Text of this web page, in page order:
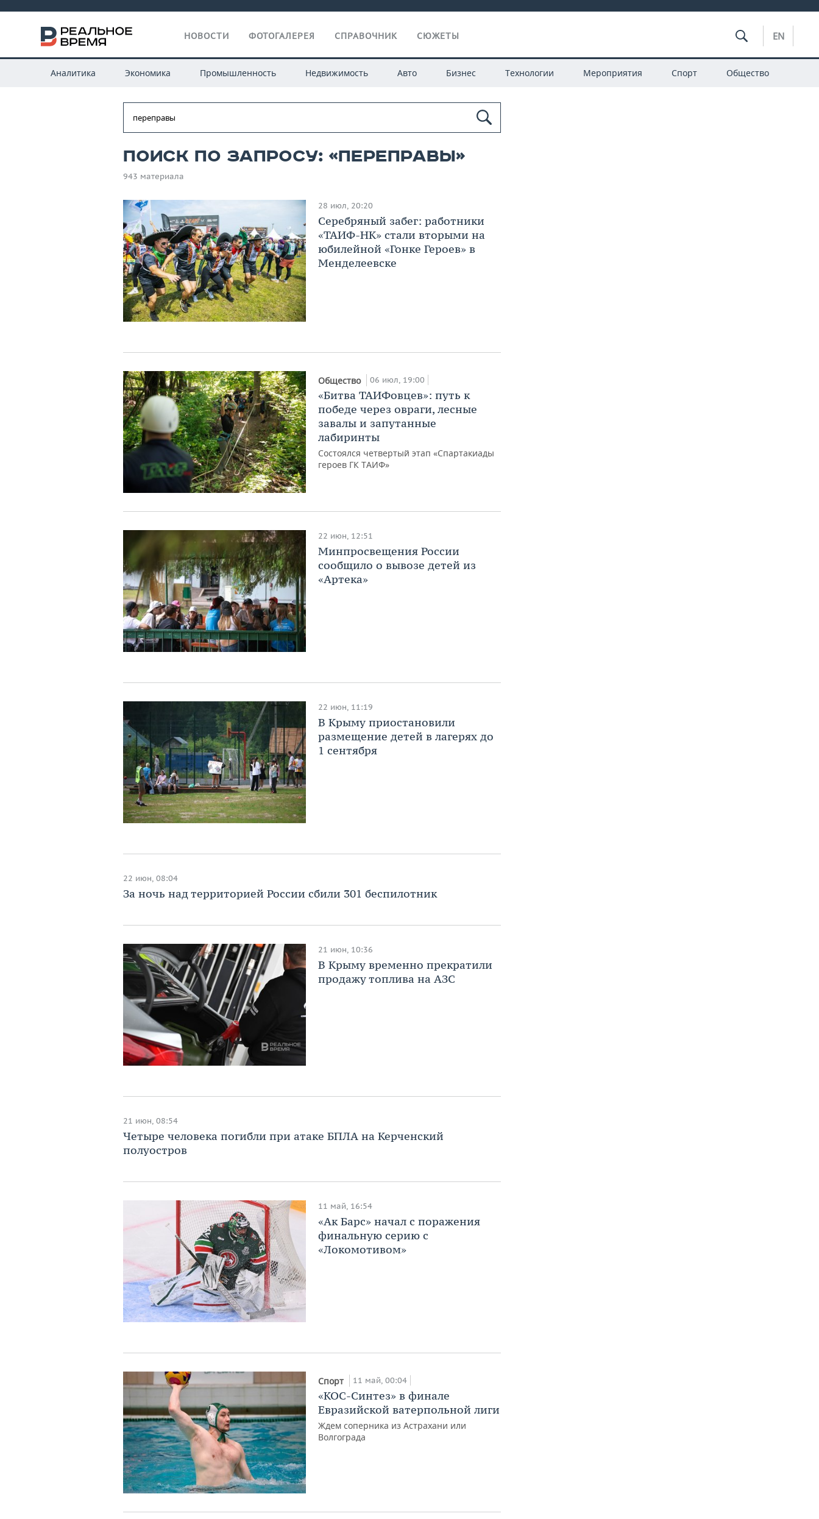
НОВОСТИ ФОТОГАЛЕРЕЯ СПРАВОЧНИК СЮЖЕТЫ EN
Аналитика Экономика Промышленность Недвижимость Авто Бизнес Технологии Мероприятия Спорт Общество
Поиск по запросу: «переправы»
943 материала
28 июл, 20:20
Серебряный забег: работники
«ТАИФ-НК» стали вторыми на
юбилейной «Гонке Героев» в
Менделеевске
Общество 06 июл, 19:00
«Битва ТАИФовцев»: путь к
победе через овраги, лесные
завалы и запутанные
лабиринты
Состоялся четвертый этап «Спартакиады
героев ГК ТАИФ»
22 июн, 12:51
Минпросвещения России
сообщило о вывозе детей из
«Артека»
22 июн, 11:19
В Крыму приостановили
размещение детей в лагерях до
1 сентября
22 июн, 08:04
За ночь над территорией России сбили 301 беспилотник
21 июн, 10:36
В Крыму временно прекратили
продажу топлива на АЗС
21 июн, 08:54
Четыре человека погибли при атаке БПЛА на Керченский
полуостров
11 май, 16:54
«Ак Барс» начал с поражения
финальную серию с
«Локомотивом»
Спорт 11 май, 00:04
«КОС-Синтез» в финале
Евразийской ватерпольной лиги
Ждем соперника из Астрахани или
Волгограда